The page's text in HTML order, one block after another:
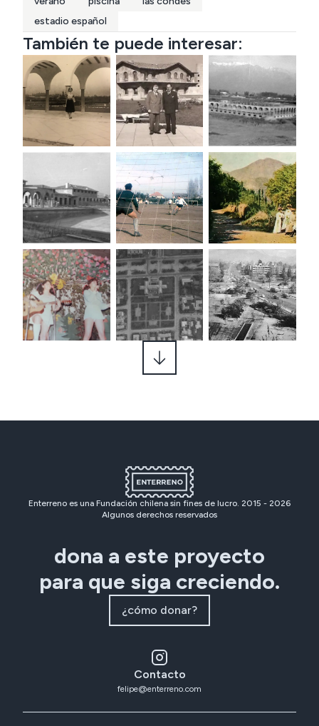
estadio español
También te puede interesar:
Enterreno es una Fundación chilena sin fines de lucro. 2015 - 2026
Algunos derechos reservados
dona a este proyecto
para que siga creciendo.
¿cómo donar?
Contacto
felipe@enterreno.com